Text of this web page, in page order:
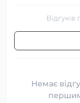
Немає